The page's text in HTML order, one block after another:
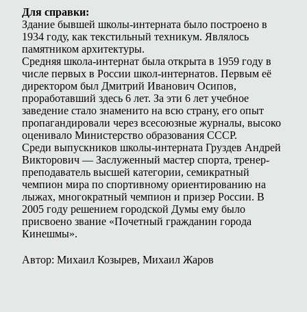
Для справки:
Здание бывшей школы-интерната было построено в
1934 году, как текстильный техникум. Являлось
памятником архитектуры.
Средняя школа-интернат была открыта в 1959 году в
числе первых в России школ-интернатов. Первым её
директором был Дмитрий Иванович Осипов,
проработавший здесь 6 лет. За эти 6 лет учебное
заведение стало знаменито на всю страну, его опыт
пропагандировали через всесоюзные журналы, высоко
оценивало Министерство образования СССР.
Среди выпускников школы-интерната Груздев Андрей
Викторович — Заслуженный мастер спорта, тренер-
преподаватель высшей категории, семикратный
чемпион мира по спортивному ориентированию на
лыжах, многократный чемпион и призер России. В
2005 году решением городской Думы ему было
присвоено звание «Почетный гражданин города
Кинешмы».
Автор: Михаил Козырев, Михаил Жаров